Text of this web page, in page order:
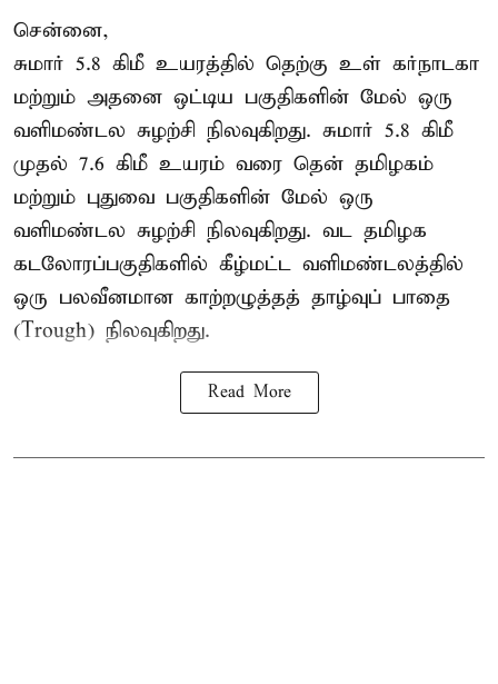
சென்னை,
சுமார் 5.8 கிமீ உயரத்தில் தெற்கு உள் கர்நாடகா
மற்றும் அதனை ஒட்டிய பகுதிகளின் மேல் ஒரு
வளிமண்டல சுழற்சி நிலவுகிறது. சுமார் 5.8 கிமீ
முதல் 7.6 கிமீ உயரம் வரை தென் தமிழகம்
மற்றும் புதுவை பகுதிகளின் மேல் ஒரு
வளிமண்டல சுழற்சி நிலவுகிறது. வட தமிழக
கடலோரப்பகுதிகளில் கீழ்மட்ட வளிமண்டலத்தில்
ஒரு பலவீனமான காற்றழுத்தத் தாழ்வுப் பாதை
(Trough) நிலவுகிறது.
Read More